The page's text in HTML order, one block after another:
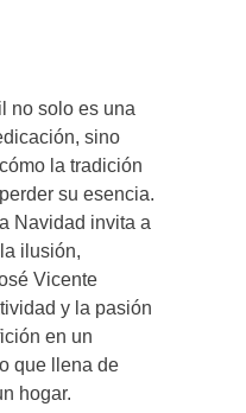
no solo es una
sino
la tradición
su esencia.
Navidad invita a
ilusión,
Vicente
y la pasión
en un
que llena de
hogar.